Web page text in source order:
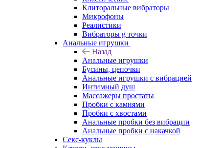
Клиторальные вибраторы
Микрофоны
Реалистики
Вибраторы g точки
Анальные игрушки
Назад
Анальные игрушки
Бусины, цепочки
Анальные игрушки с вибрацией
Интимный душ
Массажеры простаты
Пробки с камнями
Пробки с хвостами
Анальные пробки без вибрации
Анальные пробки с накачкой
Секс-куклы